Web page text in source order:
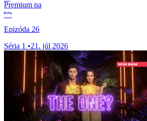
Premium na
Epizóda 26
Séria 1 •21. júl 2026